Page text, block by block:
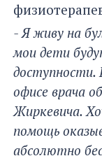
- Я живу на
мои дети
доступности.
офисе врача
Жиркевича.
помощь
абсолютно